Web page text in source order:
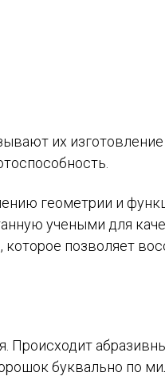
их изготовление
геометрии и
учеными для
позволяет
Происходит
буквально по